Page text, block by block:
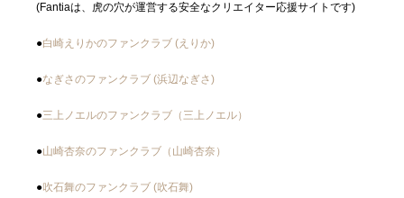
(Fantiaは、虎の穴が運営する安全なクリエイター応援サイトです)
●白崎えりかのファンクラブ (えりか)
●なぎさのファンクラブ (浜辺なぎさ)
●三上ノエルのファンクラブ（三上ノエル）
●山崎杏奈のファンクラブ（山崎杏奈）
●吹石舞のファンクラブ (吹石舞)